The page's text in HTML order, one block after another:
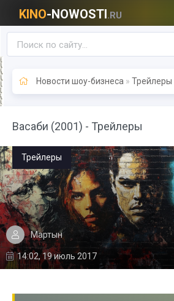
KINO-NOWOSTI.RU
Новости шоу-бизнеса » Трейлеры
Васаби (2001) - Трейлеры
Трейлеры
Мартын
14:02, 19 июль 2017